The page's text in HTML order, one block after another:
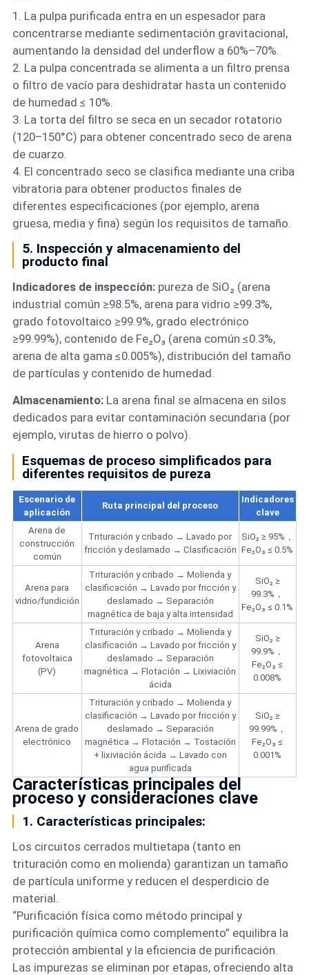
1. La pulpa purificada entra en un espesador para
concentrarse mediante sedimentación gravitacional,
aumentando la densidad del underflow a 60%–70%.
2. La pulpa concentrada se alimenta a un filtro prensa
o filtro de vacío para deshidratar hasta un contenido
de humedad ≤ 10%.
3. La torta del filtro se seca en un secador rotatorio
(120–150°C) para obtener concentrado seco de arena
de cuarzo.
4. El concentrado seco se clasifica mediante una criba
vibratoria para obtener productos finales de
diferentes especificaciones (por ejemplo, arena
gruesa, media y fina) según los requisitos de tamaño.
5. Inspección y almacenamiento del
producto final
Indicadores de inspección:pureza de SiO₂ (arena
industrial común ≥98.5%, arena para vidrio ≥99.3%,
grado fotovoltaico ≥99.9%, grado electrónico
≥99.99%), contenido de Fe₂O₃ (arena común ≤0.3%,
arena de alta gama ≤0.005%), distribución del tamaño
de partículas y contenido de humedad.
Almacenamiento: La arena final se almacena en silos
dedicados para evitar contaminación secundaria (por
ejemplo, virutas de hierro o polvo).
Esquemas de proceso simplificados para
diferentes requisitos de pureza
Escenario de
aplicación
Ruta principal del proceso
Indicadores
clave
Arena de
construcción
común
Trituración y cribado → Lavado por
fricción y deslamado → Clasificación
SiO₂ ≥ 95%，
Fe₂O₃ ≤ 0.5%
Arena para
vidrio/fundición
Trituración y cribado → Molienda y
clasificación → Lavado por fricción y
deslamado → Separación
magnética de baja y alta intensidad
SiO₂ ≥
99.3%，
Fe₂O₃ ≤ 0.1%
Arena
fotovoltaica
(PV)
Trituración y cribado → Molienda y
clasificación → Lavado por fricción y
deslamado → Separación
magnética → Flotación → Lixiviación
ácida
SiO₂ ≥
99.9%，
Fe₂O₃ ≤
0.008%
Arena de grado
electrónico
Trituración y cribado → Molienda y
clasificación → Lavado por fricción y
deslamado → Separación
magnética → Flotación → Tostación
+ lixiviación ácida → Lavado con
agua purificada
SiO₂ ≥
99.99%，
Fe₂O₃ ≤
0.001%
Características principales del
proceso y consideraciones clave
1. Características principales:
Los circuitos cerrados multietapa (tanto en
trituración como en molienda) garantizan un tamaño
de partícula uniforme y reducen el desperdicio de
material.
“Purificación física como método principal y
purificación química como complemento” equilibra la
protección ambiental y la eficiencia de purificación.
Las impurezas se eliminan por etapas, ofreciendo alta